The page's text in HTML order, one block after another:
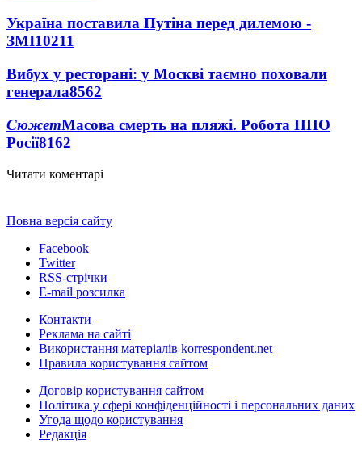
Україна поставила Путіна перед дилемою -
ЗМІ10211
Вибух у ресторані: у Москві таємно поховали
генерала8562
СюжетМасова смерть на пляжі. Робота ППО
Росії8162
Читати коментарі
Повна версія сайту
Facebook
Twitter
RSS-стрічки
E-mail розсилка
Контакти
Реклама на сайті
Використання матеріалів korrespondent.net
Правила користування сайтом
Договір користування сайтом
Політика у сфері конфіденційності і персональних даних
Угода щодо користування
Редакція